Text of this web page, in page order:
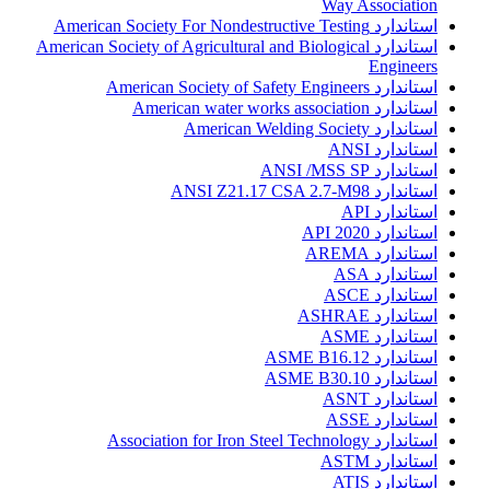
Way Association
استاندارد American Society For Nondestructive Testing
استاندارد American Society of Agricultural and Biological
Engineers
استاندارد American Society of Safety Engineers
استاندارد American water works association
استاندارد American Welding Society
استاندارد ANSI
استاندارد ANSI /MSS SP
استاندارد ANSI Z21.17 CSA 2.7-M98
استاندارد API
استاندارد API 2020
استاندارد AREMA
استاندارد ASA
استاندارد ASCE
استاندارد ASHRAE
استاندارد ASME
استاندارد ASME B16.12
استاندارد ASME B30.10
استاندارد ASNT
استاندارد ASSE
استاندارد Association for Iron Steel Technology
استاندارد ASTM
استاندارد ATIS